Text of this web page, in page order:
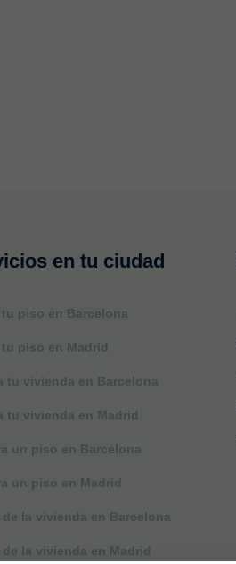
en tu ciudad
tu piso en Barcelona
tu piso en Madrid
tu vivienda en Barcelona
tu vivienda en Madrid
un piso en Barcelona
un piso en Madrid
de la vivienda en Barcelona
de la vivienda en Madrid